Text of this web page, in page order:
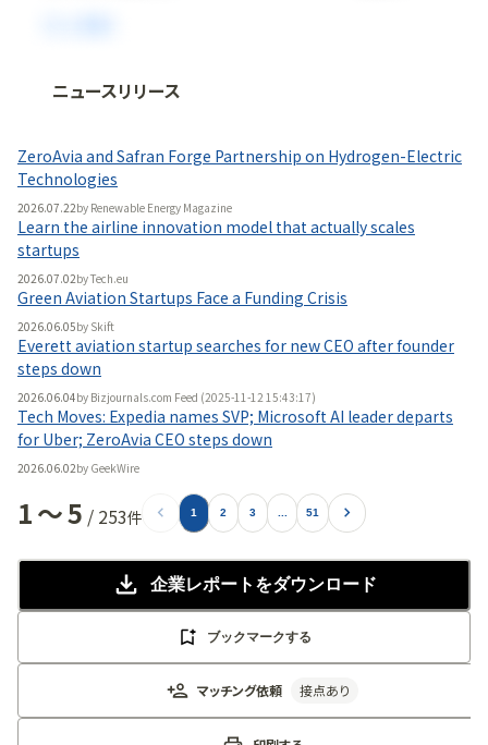
法人向け情報プラットフォーム
無料で使ってみる
ニュースリリース
ZeroAvia and Safran Forge Partnership on Hydrogen-Electric
Technologies
2026.07.22by Renewable Energy Magazine
Learn the airline innovation model that actually scales
startups
2026.07.02byTech.eu
Green Aviation Startups Face a Funding Crisis
2026.06.05by Skift
Everett aviation startup searches for new CEO after founder
steps down
2026.06.04by Bizjournals.com Feed (2025-11-12 15:43:17)
Tech Moves: Expedia names SVP; Microsoft AI leader departs
for Uber; ZeroAvia CEO steps down
2026.06.02by GeekWire
1〜5 / 253件 1 2 3 51
企業レポート をダウンロード
ブックマークする
マッチング依頼 接点あり